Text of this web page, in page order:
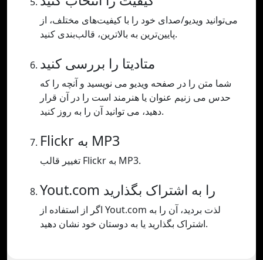
می‌توانید ویدیو/صدای خود را با کیفیت‌های مختلف، از
پایین‌ترین به بالاترین، قالب‌بندی کنید.
متادیتا را بررسی کنید
شما متن را در صفحه ویدیو می نویسید و آنچه را که
حدس می زنیم عنوان یا هنرمند است را در آن قرار
دهید، می توانید آن را به روز کنید.
Flickr به MP3
تغییر قالب Flickr به MP3.
Yout.com را به اشتراک بگذارید
اگر از استفاده از Yout.com لذت بردید، آن را به
اشتراک بگذارید یا به دوستان خود نشان دهید.